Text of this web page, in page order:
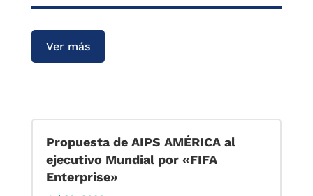
Ver más
Propuesta de AIPS AMÉRICA al
ejecutivo Mundial por «FIFA
Enterprise»